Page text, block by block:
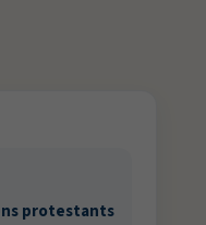
protestants